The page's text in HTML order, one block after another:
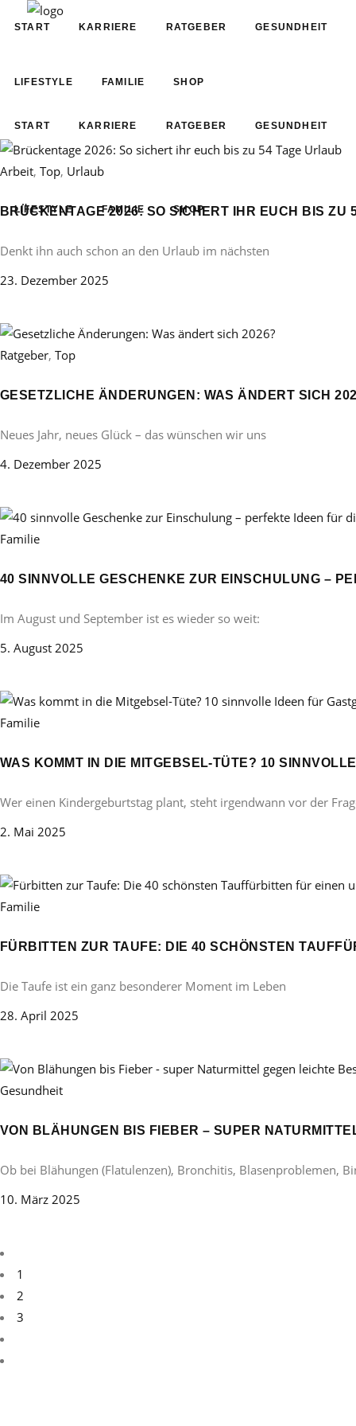
START KARRIERE RATGEBER GESUNDHEIT
LIFESTYLE FAMILIE SHOP
START KARRIERE RATGEBER GESUNDHEIT
LIFESTYLE FAMILIE SHOP
Arbeit, Top, Urlaub
BRÜCKENTAGE 2026: SO SICHERT IHR EUCH BIS ZU
Denkt ihn auch schon an den Urlaub im nächsten
23. Dezember 2025
Ratgeber, Top
GESETZLICHE ÄNDERUNGEN: WAS ÄNDERT SICH
Neues Jahr, neues Glück – das wünschen wir uns
4. Dezember 2025
Familie
40 SINNVOLLE GESCHENKE ZUR EINSCHULUNG –
Im August und September ist es wieder so weit:
5. August 2025
Familie
WAS KOMMT IN DIE MITGEBSEL-TÜTE? 10
Wer einen Kindergeburtstag plant, steht irgendwann vor der
2. Mai 2025
Familie
FÜRBITTEN ZUR TAUFE: DIE 40 SCHÖNSTEN
Die Taufe ist ein ganz besonderer Moment im Leben
28. April 2025
Gesundheit
VON BLÄHUNGEN BIS FIEBER – SUPER
Ob bei Blähungen (Flatulenzen), Bronchitis, Blasenproblemen,
10. März 2025
1
2
3